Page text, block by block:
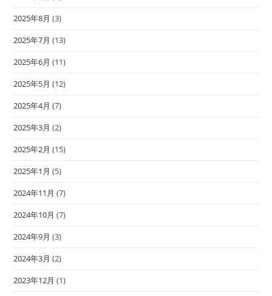
2025年8月 (3)
2025年7月 (13)
2025年6月 (11)
2025年5月 (12)
2025年4月 (7)
2025年3月 (2)
2025年2月 (15)
2025年1月 (5)
2024年11月 (7)
2024年10月 (7)
2024年9月 (3)
2024年3月 (2)
2023年12月 (1)